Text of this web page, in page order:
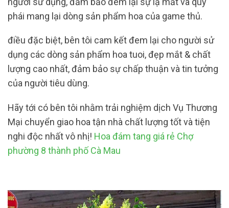
phái mang lại dòng sản phẩm hoa của game thủ.
điều đặc biệt, bên tôi cam kết đem lại cho người sử
dụng các dòng sản phẩm hoa tuoi, đẹp mắt & chất
lượng cao nhất, đảm bảo sự chấp thuận và tin tưởng
của người tiêu dùng.
Hãy tới có bên tôi nhằm trải nghiệm dịch Vụ Thương
Mại chuyển giao hoa tận nhà chất lượng tốt và tiện
nghi độc nhất vô nhị! Hoa đám tang giá rẻ Chợ
phường 8 thành phố Cà Mau